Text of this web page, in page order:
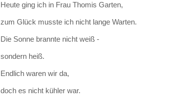
Heute ging ich in Frau Thomis Garten,
zum Glück musste ich nicht lange Warten.
Die Sonne brannte nicht weiß -
sondern heiß.
Endlich waren wir da,
doch es nicht kühler war.